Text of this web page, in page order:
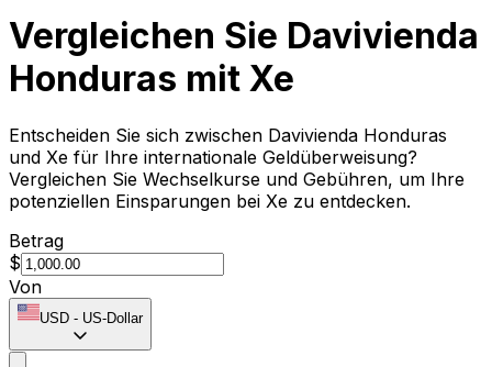
Vergleichen Sie Davivienda
Honduras mit Xe
Entscheiden Sie sich zwischen Davivienda Honduras
und Xe für Ihre internationale Geldüberweisung?
Vergleichen Sie Wechselkurse und Gebühren, um Ihre
potenziellen Einsparungen bei Xe zu entdecken.
Betrag
$
Von
USD - US-Dollar